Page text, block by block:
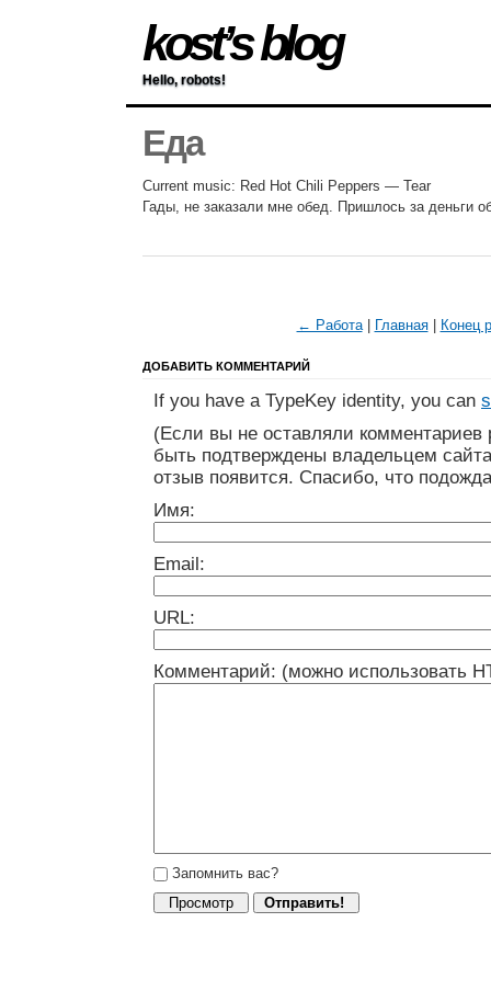
kost’s blog
Hello, robots!
Еда
Current music: Red Hot Chili Peppers — Tear
Гады, не заказали мне обед. Пришлось за деньги
← Работа| Главная| Конец
ДОБАВИТЬ КОММЕНТАРИЙ
If you have a TypeKey identity, you can
(Если вы не оставляли
быть подтверждены владельцем
отзыв появится. Спасибо, что
Имя:
Email:
URL:
Комментарий: (можно использовать
Запомнить вас?